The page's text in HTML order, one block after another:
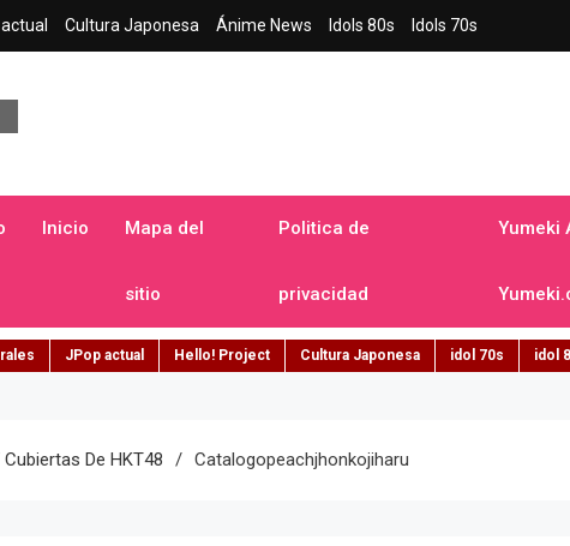
Cultura Japonesa Ánime News Idols 80s Idols 70s
Inicio Mapa del
sitio
Politica de
privacidad
Yumeki
JPop actual Hello! Project Cultura Japonesa idol 70s idol
De HKT48 Catalogopeachjhonkojiharu